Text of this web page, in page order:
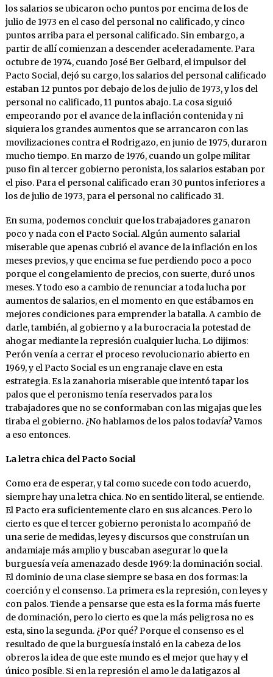
los salarios se ubicaron ocho puntos por encima de los de
julio de 1973 en el caso del personal no calificado, y cinco
puntos arriba para el personal calificado. Sin embargo, a
partir de allí comienzan a descender aceleradamente. Para
octubre de 1974, cuando José Ber Gelbard, el impulsor del
Pacto Social, dejó su cargo, los salarios del personal calificado
estaban 12 puntos por debajo de los de julio de 1973, y los del
personal no calificado, 11 puntos abajo. La cosa siguió
empeorando por el avance de la inflación contenida y ni
siquiera los grandes aumentos que se arrancaron con las
movilizaciones contra el Rodrigazo, en junio de 1975, duraron
mucho tiempo. En marzo de 1976, cuando un golpe militar
puso fin al tercer gobierno peronista, los salarios estaban por
el piso. Para el personal calificado eran 30 puntos inferiores a
los de julio de 1973, para el personal no calificado 31.
En suma, podemos concluir que los trabajadores ganaron
poco y nada con el Pacto Social. Algún aumento salarial
miserable que apenas cubrió el avance de la inflación en los
meses previos, y que encima se fue perdiendo poco a poco
porque el congelamiento de precios, con suerte, duró unos
meses. Y todo eso a cambio de renunciar a toda lucha por
aumentos de salarios, en el momento en que estábamos en
mejores condiciones para emprender la batalla. A cambio de
darle, también, al gobierno y a la burocracia la potestad de
ahogar mediante la represión cualquier lucha. Lo dijimos:
Perón venía a cerrar el proceso revolucionario abierto en
1969, y el Pacto Social es un engranaje clave en esta
estrategia. Es la zanahoria miserable que intentó tapar los
palos que el peronismo tenía reservados para los
trabajadores que no se conformaban con las migajas que les
tiraba el gobierno. ¿No hablamos de los palos todavía? Vamos
a eso entonces.
La letra chica del Pacto Social
Como era de esperar, y tal como sucede con todo acuerdo,
siempre hay una letra chica. No en sentido literal, se entiende.
El Pacto era suficientemente claro en sus alcances. Pero lo
cierto es que el tercer gobierno peronista lo acompañó de
una serie de medidas, leyes y discursos que construían un
andamiaje más amplio y buscaban asegurar lo que la
burguesía veía amenazado desde 1969: la dominación social.
El dominio de una clase siempre se basa en dos formas: la
coerción y el consenso. La primera es la represión, con leyes y
con palos. Tiende a pensarse que esta es la forma más fuerte
de dominación, pero lo cierto es que la más peligrosa no es
esta, sino la segunda. ¿Por qué? Porque el consenso es el
resultado de que la burguesía instaló en la cabeza de los
obreros la idea de que este mundo es el mejor que hay y el
único posible. Si en la represión el amo le da latigazos al